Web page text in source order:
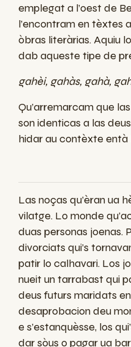
emplegat a l’oest de
l’encontram en tèxtes
òbras literàrias. Aquiu
dab aqueste tipe de
gahèi, gahàs, gahà,
Qu’arremarcam que
son identicas a las
hidar au contèxte entà
Las noças qu’èran ua
vilatge. Lo monde
duas personas joenas.
divorciats qui’s
patir lo calhavari. Los
nueit un tarrabast qui
deus futurs maridats
desaprobacion deu
e s’estanquèsse, los
dar sòus o pagar ua